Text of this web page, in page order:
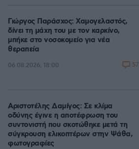
Γιώργος Παράσχος: Χαμογελαστός,
δίνει τη μάχη του με τον καρκίνο,
μπήκε στο νοσοκομείο για νέα
θεραπεία
06.08.2026, 18:00 57
Αριστοτέλης Δαμίγος: Σε κλίμα
οδύνης έγινε η αποτέφρωση του
συντονιστή που σκοτώθηκε μετά τη
σύγκρουση ελικοπτέρων στην Ψάθα,
φωτογραφίες